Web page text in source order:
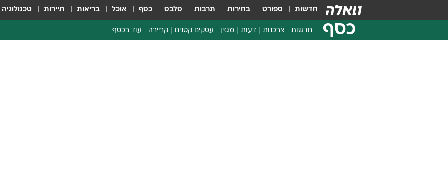
חדשות ספורט בחירות תרבות סלבס כסף אוכל בריאות תיירות טכנולוגיה
כסף חדשות צרכנות דעות מגזין עסקים קטנים קריירה עוד בכסף